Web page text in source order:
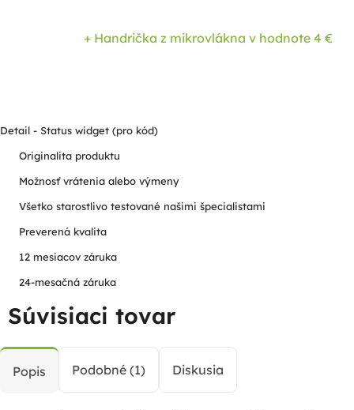
+ Handrička z mikrovlákna v hodnote 4 €
Detail - Status widget (pro kód)
Originalita produktu
Možnosť vrátenia alebo výmeny
Všetko starostlivo testované našimi špecialistami
Preverená kvalita
12 mesiacov záruka
24-mesačná záruka
Súvisiaci tovar
Popis Podobné (1) Diskusia